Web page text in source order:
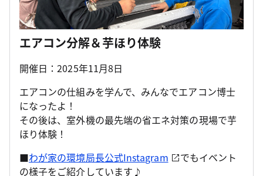
エアコン分解＆芋ほり体験
開催日：2025年11月8日
エアコンの仕組みを学んで、みんなでエアコン博士
になったよ！
その後は、室外機の最先端の省エネ対策の現場で芋
ほり体験！
■わが家の環境局長公式Instagram
でもイベント
の様子をご紹介しています♪